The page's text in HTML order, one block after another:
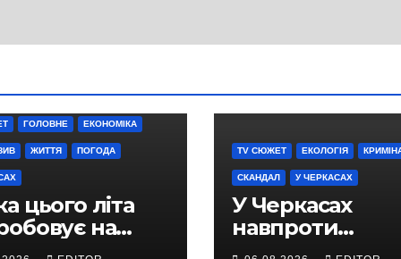
ГОЛОВНЕ ЕКОНОМІКА
ЖИТТЯ ПОГОДА
цього літа
на
не лише
TV СЮЖЕТ ЕКОЛОГІЯ
СКАНДАЛ У ЧЕРКАСАХ
У Черкасах
навпроти
будівництва